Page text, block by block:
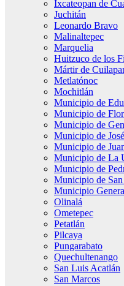
Ixcateopan de
Juchitán
Leonardo Bravo
Malinaltepec
Marquelia
Huitzuco de los
Mártir de
Metlatónoc
Mochitlán
Municipio de
Municipio de
Municipio de
Municipio de
Municipio de
Municipio de La
Municipio de
Municipio de
Municipio
Olinalá
Ometepec
Petatlán
Pilcaya
Pungarabato
Quechultenango
San Luis Acatlán
San Marcos